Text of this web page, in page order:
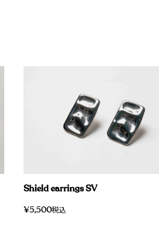
Shield earrings SV
¥5,500税込